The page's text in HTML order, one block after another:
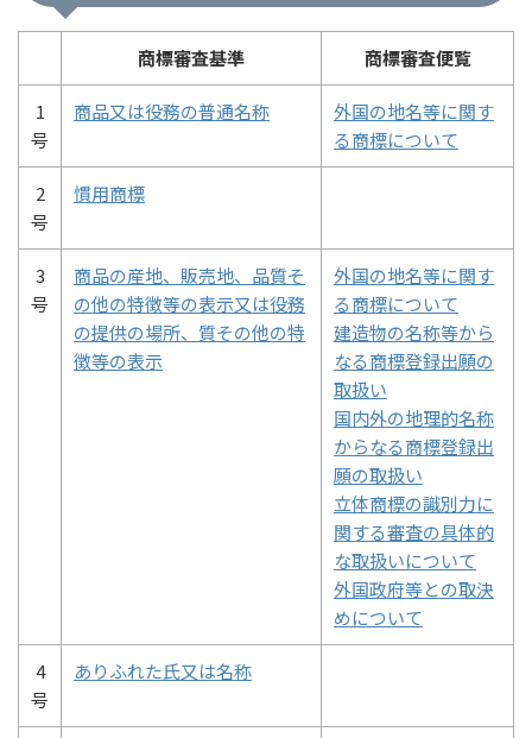
商標審査基準 商標審査便覧
1
号
商品又は役務の普通名称
外国の地名等に関す
る商標について
2
号
慣用商標
3
号
商品の産地、販売地、品質そ
の他の特徴等の表示又は役務
の提供の場所、質その他の特
徴等の表示
外国の地名等に関す
る商標について
建造物の名称等から
なる商標登録出願の
取扱い
国内外の地理的名称
からなる商標登録出
願の取扱い
立体商標の識別力に
関する審査の具体的
な取扱いについて
外国政府等との取決
めについて
4
号
ありふれた氏又は名称